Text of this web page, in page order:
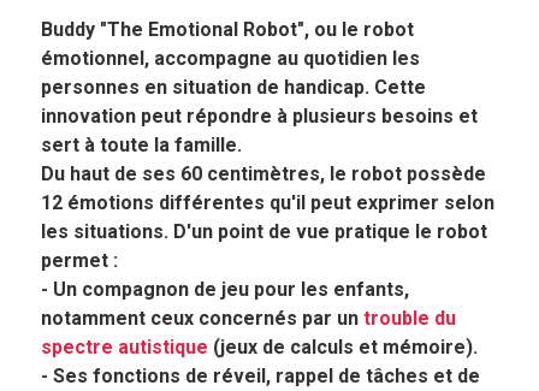
Buddy "The Emotional Robot", ou le robot
émotionnel, accompagne au quotidien les
personnes en situation de handicap. Cette
innovation peut répondre à plusieurs besoins et
sert à toute la famille.
Du haut de ses 60 centimètres, le robot possède
12 émotions différentes qu'il peut exprimer selon
les situations. D'un point de vue pratique le robot
permet :
- Un compagnon de jeu pour les enfants,
notamment ceux concernés par un trouble du
spectre autistique (jeux de calculs et mémoire).
- Ses fonctions de réveil, rappel de tâches et de